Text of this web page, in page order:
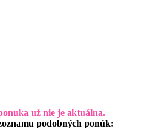
už nie je aktuálna.
podobných ponúk: